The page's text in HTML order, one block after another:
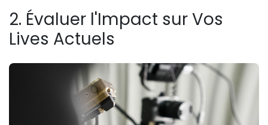
2. Évaluer l'Impact sur Vos
Lives Actuels